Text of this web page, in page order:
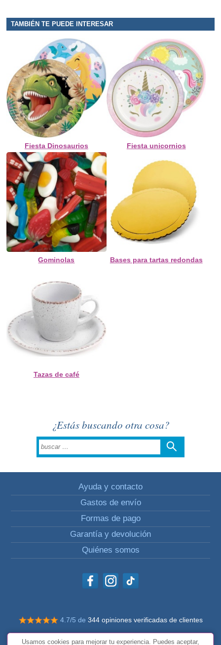
TAMBIÉN TE PUEDE INTERESAR
Fiesta Dinosaurios Fiesta unicornios
Gominolas Bases para tartas redondas
Tazas de café
¿Estás buscando otra cosa?
Ayuda y contacto
Gastos de envío
Formas de pago
Garantía y devolución
Quiénes somos
4.7/5 de 344 opiniones verificadas de clientes
© Todos los derechos reservados Impulsivos
Usamos cookies para mejorar tu experiencia. Puedes aceptar,